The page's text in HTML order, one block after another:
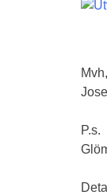
Mvh,
P.s.